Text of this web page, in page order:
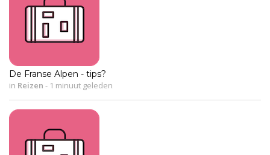
De Franse Alpen - tips?
in Reizen - 1 minuut geleden